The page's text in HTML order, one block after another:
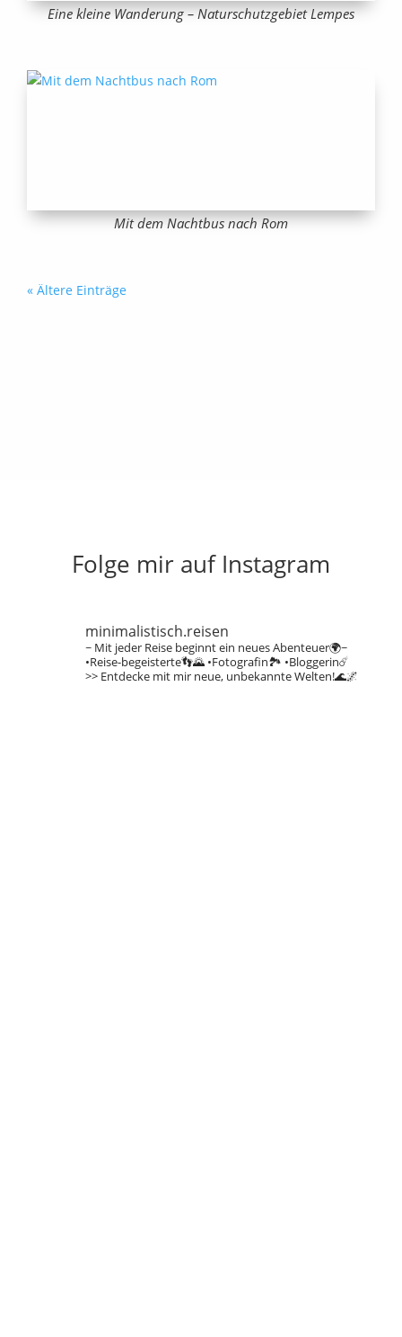
Eine kleine Wanderung – Naturschutzgebiet Lempes
Mit dem Nachtbus nach Rom
« Ältere Einträge
Folge mir auf Instagram
minimalistisch.reisen
~ Mit jeder Reise beginnt ein neues Abenteuer🌍~
•Reise-begeisterte👣🌄•Fotografin🏞️ •Bloggerin☄️
>> Entdecke mit mir neue, unbekannte Welten!🌊🌌